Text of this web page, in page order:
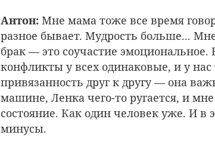
Антон: Мне мама тоже все время
разное бывает. Мудрость больше...
брак — это соучастие
конфликты у всех одинаковые, и у
привязанность друг к другу — она
машине, Ленка чего-то ругается, и мне
состояние. Как один человек уже. И в
минусы.